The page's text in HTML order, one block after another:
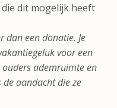
dit mogelijk heeft
dan een donatie. Je
voor een
ademruimte en
de aandacht die ze